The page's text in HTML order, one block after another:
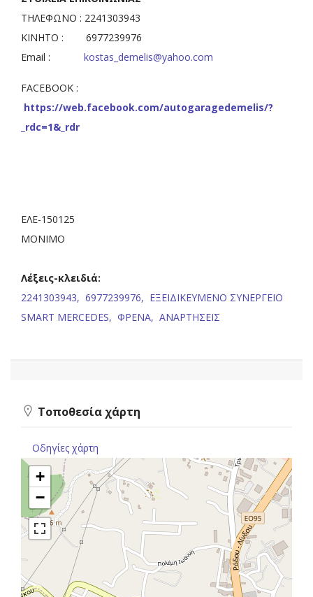
ΤΗΛΕΦΩΝΟ : 2241303943
ΚΙΝΗΤΟ : 6977239976
Email : kostas_demelis@yahoo.com
FACEBOOK :
https://web.facebook.com/autogaragedemelis/?
_rdc=1&_rdr
ΕΛΕ-150125
ΜΟΝΙΜΟ
Λέξεις-κλειδιά:
2241303943, 6977239976, ΕΞΕΙΔΙΚΕΥΜΕΝΟ ΣΥΝΕΡΓΕΙΟ
SMART MERCEDES, ΦΡΕΝΑ, ΑΝΑΡΤΗΣΕΙΣ
Τοποθεσία χάρτη
Οδηγίες χάρτη
+
−